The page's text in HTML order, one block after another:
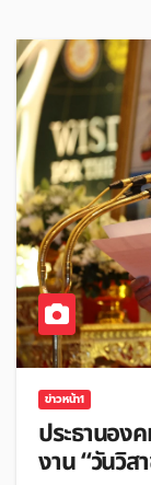
ข่าวหน้า1
ประธานอง
งาน “วันวิส